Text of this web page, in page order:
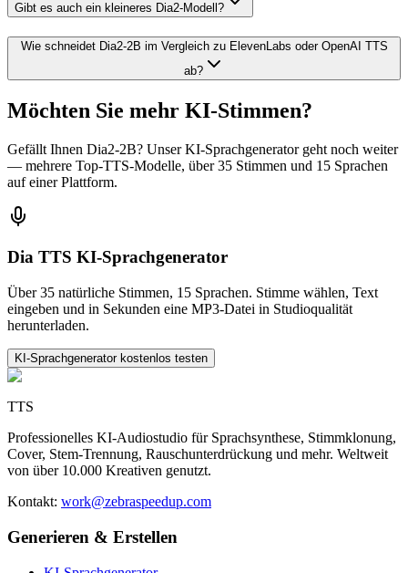
Gibt es auch ein kleineres Dia2-Modell?
Wie schneidet Dia2-2B im Vergleich zu ElevenLabs oder OpenAI TTS
ab?
Möchten Sie mehr KI-Stimmen?
Gefällt Ihnen Dia2-2B? Unser KI-Sprachgenerator geht noch weiter
— mehrere Top-TTS-Modelle, über 35 Stimmen und 15 Sprachen
auf einer Plattform.
Dia TTS KI-Sprachgenerator
Über 35 natürliche Stimmen, 15 Sprachen. Stimme wählen, Text
eingeben und in Sekunden eine MP3-Datei in Studioqualität
herunterladen.
KI-Sprachgenerator kostenlos testen
TTS
Professionelles KI-Audiostudio für Sprachsynthese, Stimmklonung,
Cover, Stem-Trennung, Rauschunterdrückung und mehr. Weltweit
von über 10.000 Kreativen genutzt.
Kontakt: work@zebraspeedup.com
Generieren & Erstellen